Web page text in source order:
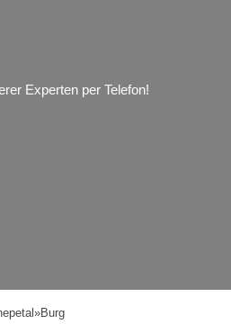
Experten per Telefon!
»Burg